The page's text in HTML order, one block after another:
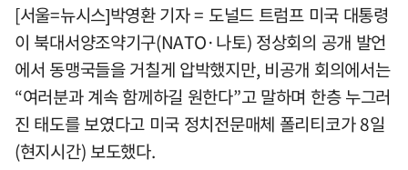
[서울=뉴시스]박영환 기자 = 도널드 트럼프 미국 대통령
이 북대서양조약기구(NATO·나토) 정상회의 공개 발언
에서 동맹국들을 거칠게 압박했지만, 비공개 회의에서는
“여러분과 계속 함께하길 원한다”고 말하며 한층 누그러
진 태도를 보였다고 미국 정치전문매체 폴리티코가 8일
(현지시간) 보도했다.